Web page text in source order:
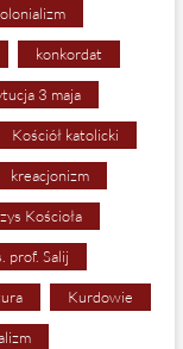
konkordat
3 maja
Kościół katolicki
kreacjonizm
Kościoła
prof. Salij
Kurdowie